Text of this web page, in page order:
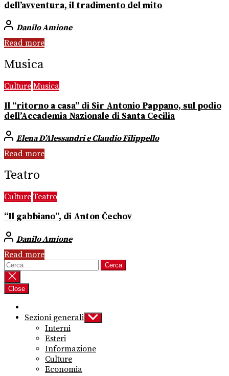
dell’avventura, il tradimento del mito
Danilo Amione
Read more
Musica
Culture Musica
Il “ritorno a casa” di Sir Antonio Pappano, sul podio
dell’Accademia Nazionale di Santa Cecilia
Elena D’Alessandri e Claudio Filippello
Read more
Teatro
Culture Teatro
“Il gabbiano”, di Anton Čechov
Danilo Amione
Read more
Ricerca
per:
Close
Sezioni generali Show
sub
Interni
Esteri
Informazione
Culture
Economia